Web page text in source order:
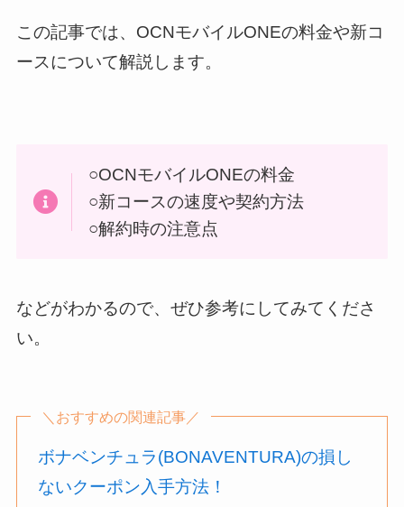
この記事では、OCNモバイルONEの料金や新コ
ースについて解説します。
○OCNモバイルONEの料金
○新コースの速度や契約方法
○解約時の注意点
などがわかるので、ぜひ参考にしてみてくださ
い。
＼おすすめの関連記事／
ボナベンチュラ(BONAVENTURA)の損し
ないクーポン入手方法！